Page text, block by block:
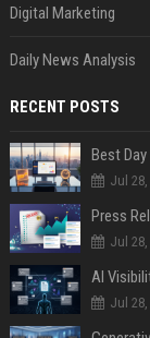
Digital Marketing
Daily News Analysis
RECENT POSTS
Best
Jul 28,
Jul 28,
AI
Jul 28,